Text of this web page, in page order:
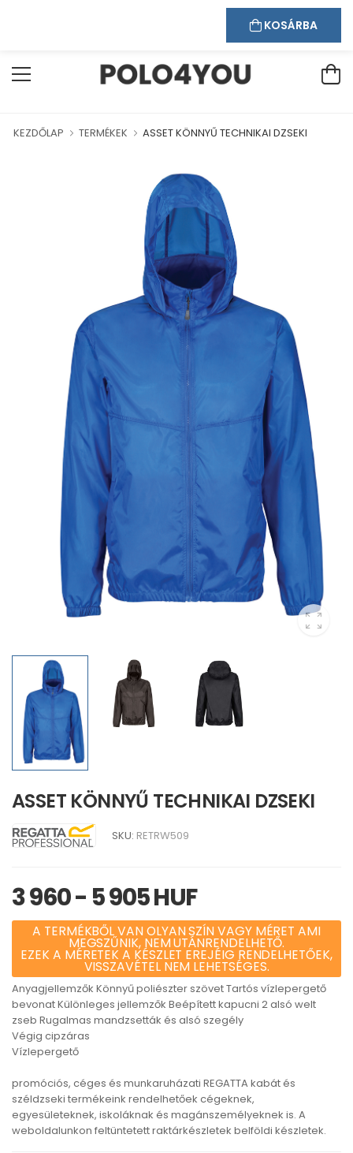
ÜDVÖZÖLJÜK WEBÁRUHÁZUNKBAN!
Bejelentkezés Regisztráció
KEZDŐLAP TERMÉKEK ASSET KÖNNYŰ TECHNIKAI DZSEKI
ASSET KÖNNYŰ TECHNIKAI DZSEKI
SKU: RETRW509
3 960 - 5 905 HUF
A TERMÉKBŐL VAN OLYAN SZÍN VAGY MÉRET AMI
MEGSZŰNIK, NEM UTÁNRENDELHETŐ.
EZEK A MÉRETEK A KÉSZLET EREJÉIG RENDELHETŐEK,
VISSZAVÉTEL NEM LEHETSÉGES.
Anyagjellemzők Könnyű poliészter szövet Tartós vízlepergető
bevonat Különleges jellemzők Beépített kapucni 2 alsó welt
zseb Rugalmas mandzsetták és alsó szegély
Végig cipzáras
Vízlepergető
promóciós, céges és munkaruházati REGATTA kabát és
széldzseki termékeink rendelhetőek cégeknek,
egyesületeknek, iskoláknak és magánszemélyeknek is. A
weboldalunkon feltüntetett raktárkészletek belföldi készletek.
KOSÁRBA